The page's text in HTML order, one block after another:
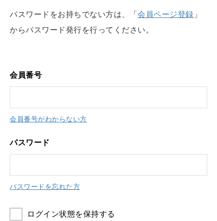
パスワードをお持ちでない方は、「 会員ページ登録 」
からパスワード発行を行ってください。
会員番号
会員番号がわからない方
パスワード
パスワードを忘れた方
ログイン状態を保持する